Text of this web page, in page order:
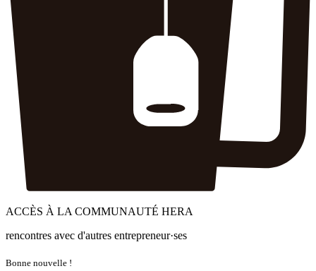
ACCÈS À LA COMMUNAUTÉ HERA
rencontres avec d'autres entrepreneur·ses
Bonne nouvelle !